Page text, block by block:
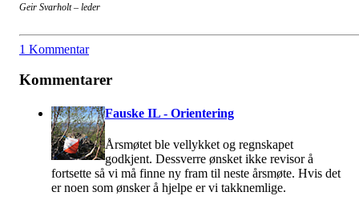
Geir Svarholt – leder
1 Kommentar
Kommentarer
Fauske IL - Orientering
Årsmøtet ble vellykket og regnskapet
godkjent. Dessverre ønsket ikke revisor å
fortsette så vi må finne ny fram til neste årsmøte. Hvis det
er noen som ønsker å hjelpe er vi takknemlige.